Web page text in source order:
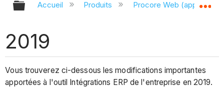
Développer/réduire la hiérarchie
Accueil Produits Procore Web
2019
Vous trouverez ci-dessous les modifications importantes
apportées à l'outil Intégrations ERP de l'entreprise en 2019.